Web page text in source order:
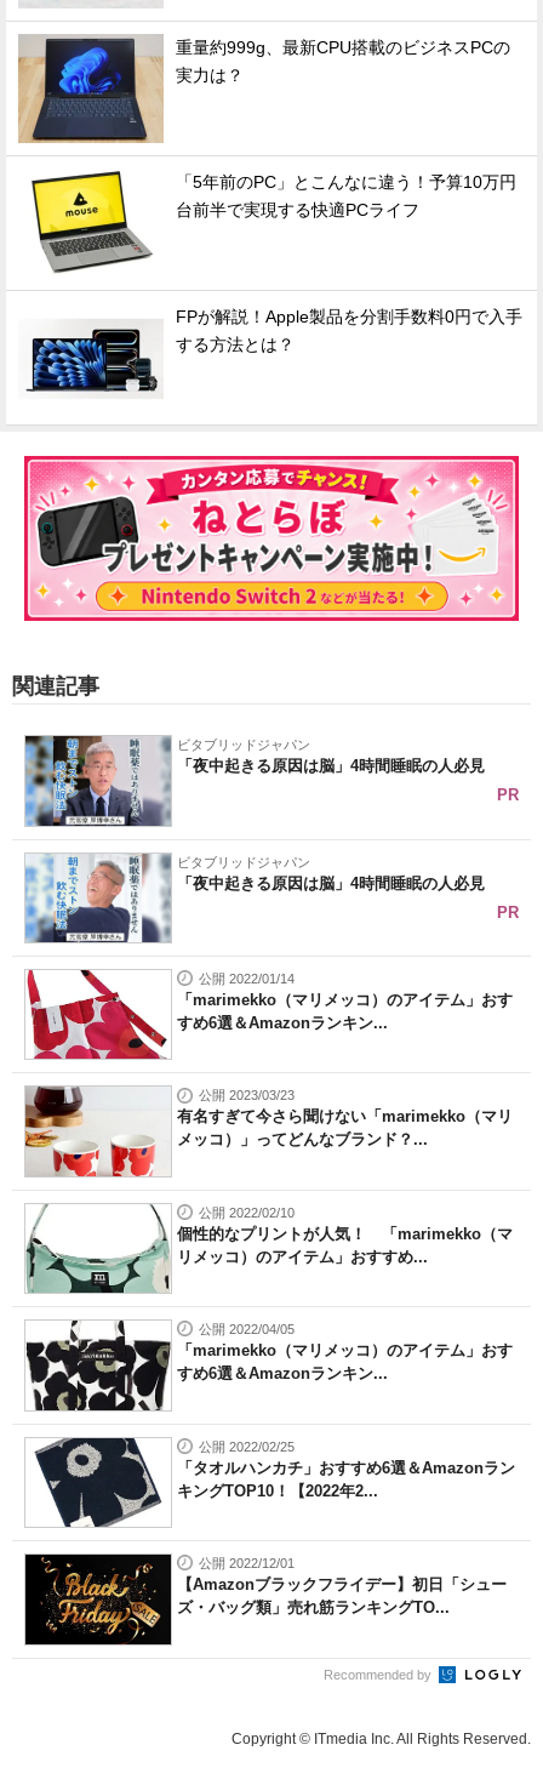
重量約999g、最新CPU搭載のビジネスPCの
実力は？
「5年前のPC」とこんなに違う！予算10万円
台前半で実現する快適PCライフ
FPが解説！Apple製品を分割手数料0円で入手
する方法とは？
関連記事
ビタブリッドジャパン
「夜中起きる原因は脳」4時間睡眠の人必見
PR
ビタブリッドジャパン
「夜中起きる原因は脳」4時間睡眠の人必見
PR
公開 2022/01/14
「marimekko（マリメッコ）のアイテム」おす
すめ6選＆Amazonランキン...
公開 2023/03/23
有名すぎて今さら聞けない「marimekko（マリ
メッコ）」ってどんなブランド？...
公開 2022/02/10
個性的なプリントが人気！ 「marimekko（マ
リメッコ）のアイテム」おすすめ...
公開 2022/04/05
「marimekko（マリメッコ）のアイテム」おす
すめ6選＆Amazonランキン...
公開 2022/02/25
「タオルハンカチ」おすすめ6選＆Amazonラン
キングTOP10！【2022年2...
公開 2022/12/01
【Amazonブラックフライデー】初日「シュー
ズ・バッグ類」売れ筋ランキングTO...
Recommended by
Copyright © ITmedia Inc. All Rights Reserved.